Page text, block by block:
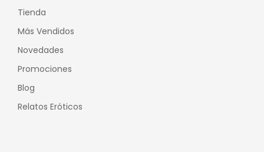
Tienda
Más Vendidos
Novedades
Promociones
Blog
Relatos Eróticos